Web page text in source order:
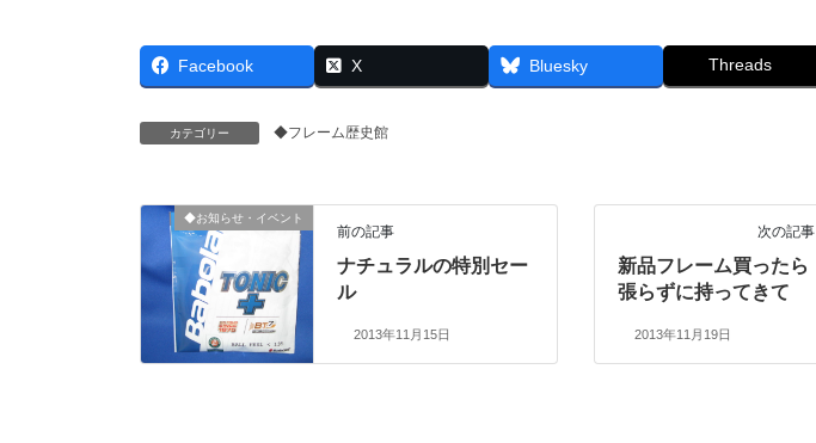
Facebook X Bluesky Threads
カテゴリー ◆フレーム歴史館
◆お知らせ・イベント
前の記事
ナチュラルの特別セー
ル
2013年11月15日
次の記事
新品フレーム買ったら
張らずに持ってきて
2013年11月19日